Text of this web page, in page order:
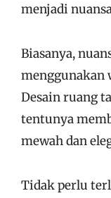
menjadi
Biasanya,
menggunakan
Desain ruang
tentunya
mewah dan
Tidak perlu